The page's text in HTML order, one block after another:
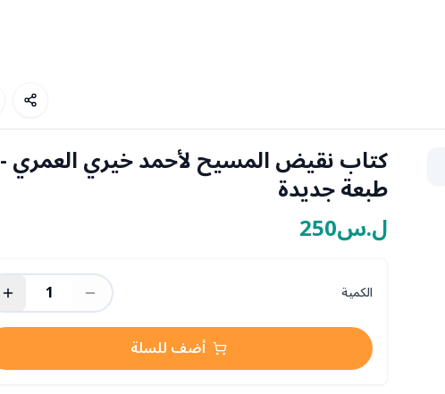
كتاب نقيض المسيح لأحمد خيري العمري -
طبعة جديدة
ل.س250
الكمية
1
أضف للسلة